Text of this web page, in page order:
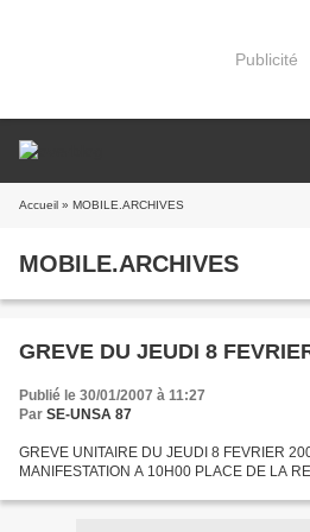
Publicité
Accueil » MOBILE.ARCHIVES
MOBILE.ARCHIVES
GREVE DU JEUDI 8
Publié le 30/01/2007 à 11:27
Par SE-UNSA 87
GREVE UNITAIRE DU JEUDI 8 FEVRIER
MANIFESTATION A 10H00 PLACE DE LA